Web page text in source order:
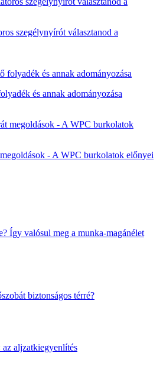
szegélynyírót választanod a
és annak adományozása
- A WPC burkolatok előnyei
Így valósul meg a munka-magánélet
biztonságos térré?
aljzatkiegyenlítés